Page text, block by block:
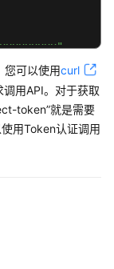
您可以使用curl
用API。对于获取
token”就是需要
用Token认证调用